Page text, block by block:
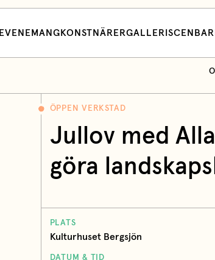
EVENEMANG KONSTNÄRERGALLERI SCEN
ÖPPEN VERKSTAD
Jullov med
göra
PLATS
Kulturhuset Bergsjön
DATUM & TID